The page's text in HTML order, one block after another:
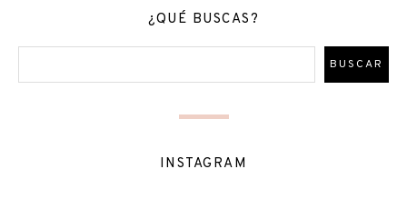
¿QUÉ BUSCAS?
INSTAGRAM